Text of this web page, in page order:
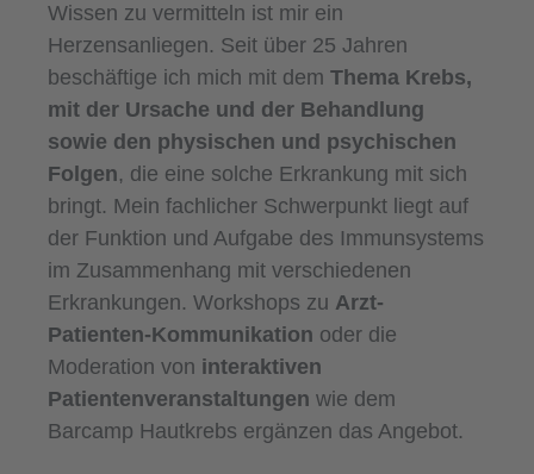
Wissen zu vermitteln ist mir ein
Herzensanliegen. Seit über 25 Jahren
beschäftige ich mich mit dem Thema Krebs,
mit der Ursache und der Behandlung
sowie den physischen und psychischen
Folgen, die eine solche Erkrankung mit sich
bringt. Mein fachlicher Schwerpunkt liegt auf
der Funktion und Aufgabe des Immunsystems
im Zusammenhang mit verschiedenen
Erkrankungen. Workshops zu Arzt-
Patienten-Kommunikation oder die
Moderation von interaktiven
Patientenveranstaltungen wie dem
Barcamp Hautkrebs ergänzen das Angebot.